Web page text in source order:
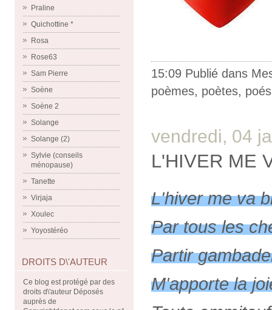
Praline
Quichottine *
Rosa
Rose63
Sam Pierre
Soène
Soène 2
Solange
Solange (2)
Sylvie (conseils
ménopause)
Tanette
Virjaja
Xoulec
Yoyostéréo
DROITS D\'AUTEUR
Ce blog est protégé par des
droits d\'auteur Déposés
auprès de
15:09 Publié dans
poèmes, poètes,
vendredi, 04
L'HIVER ME
L'hiver me va
Par tous les
Partir
M'apporte la